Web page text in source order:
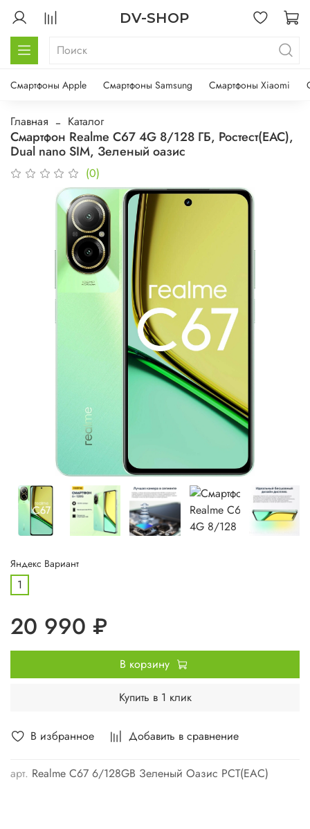
DV-SHOP
Смартфоны Apple Смартфоны Samsung Смартфоны Xiaomi
Главная Каталог
Смартфон Realme C67 4G 8/128 ГБ, Ростест(ЕАС),
Dual nano SIM, Зеленый оазис
(0)
В избранное Добавить в сравнение
арт. Realme C67 6/128GB Зеленый Оазис РСТ(ЕАС)
Яндекс Вариант
1
20 990 ₽
В корзину
Купить в 1 клик